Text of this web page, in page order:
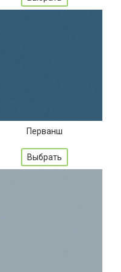
Перванш
Выбрать